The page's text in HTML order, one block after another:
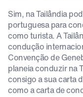
Sim, na Tailândia
portuguesa para
como turista. A
condução
Convenção de
planeia conduzir na
consigo a sua carta
como a carta de